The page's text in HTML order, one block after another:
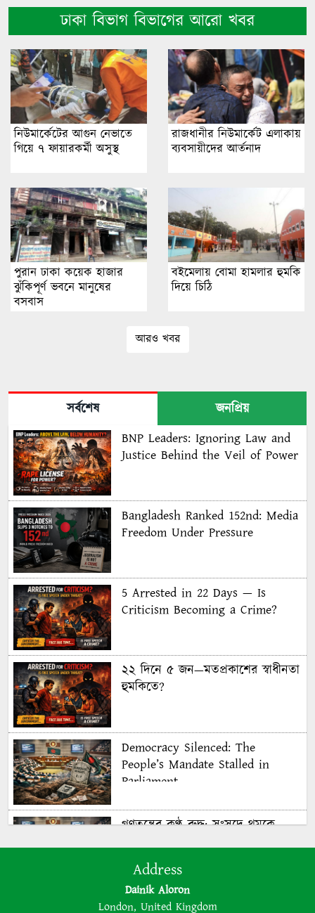
ঢাকা বিভাগ বিভাগের আরো খবর
নিউমার্কেটের আগুন নেভাতে
গিয়ে ৭ ফায়ারকর্মী অসুস্থ
রাজধানীর নিউমার্কেট এলাকায়
ব্যবসায়ীদের আর্তনাদ
পুরান ঢাকা কয়েক হাজার
ঝুঁকিপূর্ণ ভবনে মানুষের
বসবাস
বইমেলায় বোমা হামলার হুমকি
দিয়ে চিঠি
আরও খবর
সর্বশেষ
জনপ্রিয়
BNP Leaders: Ignoring Law and
Justice Behind the Veil of Power
Bangladesh Ranked 152nd: Media
Freedom Under Pressure
5 Arrested in 22 Days — Is
Criticism Becoming a Crime?
২২ দিনে ৫ জন—মতপ্রকাশের স্বাধীনতা
হুমকিতে?
Democracy Silenced: The
People’s Mandate Stalled in
Parliament
গণতন্ত্রের কণ্ঠ রুদ্ধ: সংসদে থমকে
The BNP is disregarding
Address
Dainik Aloron
London, United Kingdom